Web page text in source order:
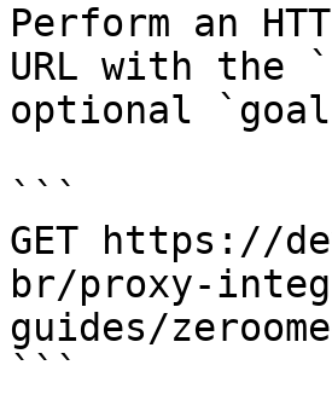
Perform an
URL with the
optional
```
GET https://
br/proxy-
guides/
```